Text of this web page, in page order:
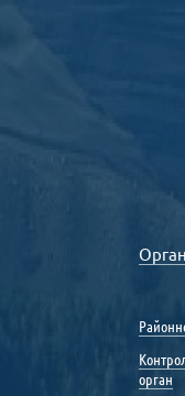
орган